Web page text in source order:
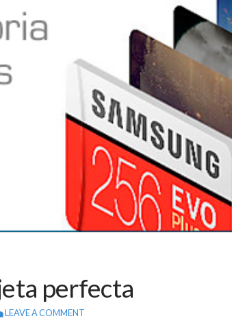
perfecta
LEAVE A COMMENT